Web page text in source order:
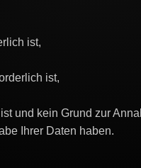
ist,
ist,
und kein Grund zur
Ihrer Daten haben.